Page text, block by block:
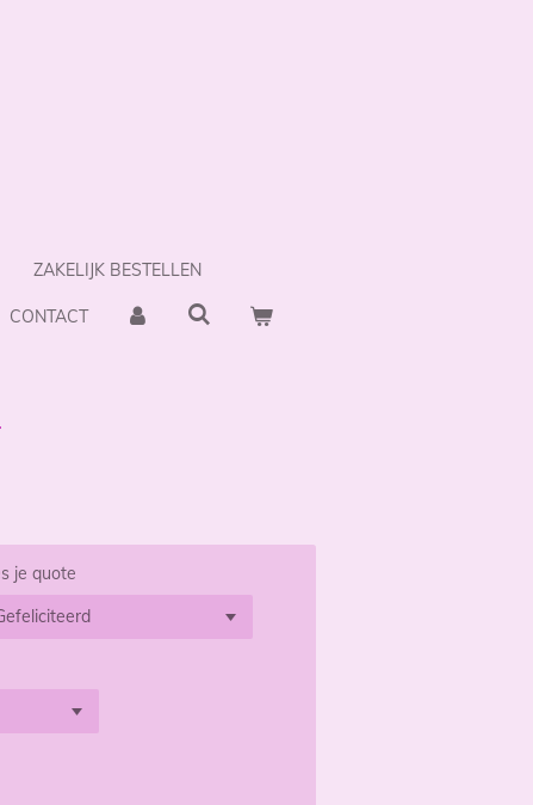
ZAKELIJK BESTELLEN
CONTACT
je quote